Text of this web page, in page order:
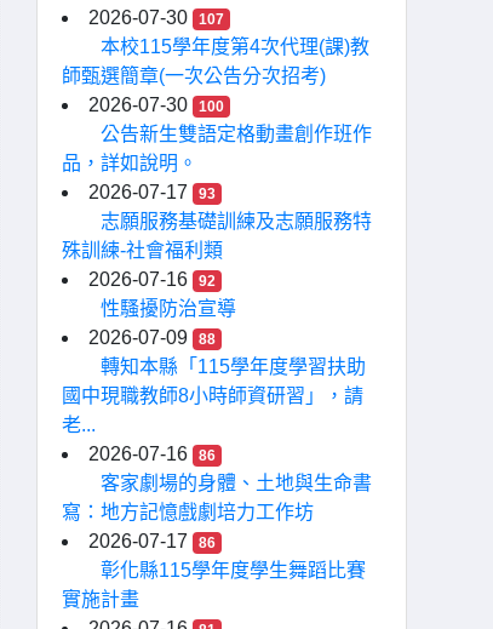
2026-07-30
107
本校115學年度第4次代理(課)教
師甄選簡章(一次公告分次招考)
2026-07-30
100
公告新生雙語定格動畫創作班作
品，詳如說明。
2026-07-17
93
志願服務基礎訓練及志願服務特
殊訓練-社會福利類
2026-07-16
92
性騷擾防治宣導
2026-07-09
88
轉知本縣「115學年度學習扶助
國中現職教師8小時師資研習」，請
老...
2026-07-16
86
客家劇場的身體、土地與生命書
寫：地方記憶戲劇培力工作坊
2026-07-17
86
彰化縣115學年度學生舞蹈比賽
實施計畫